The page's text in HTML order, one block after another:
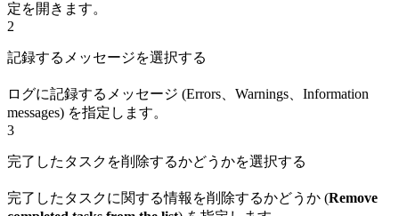
定を開きます。
2
記録するメッセージを選択する
ログに記録するメッセージ (Errors、Warnings、Information
messages) を指定します。
3
完了したタスクを削除するかどうかを選択する
完了したタスクに関する情報を削除するかどうか (Remove